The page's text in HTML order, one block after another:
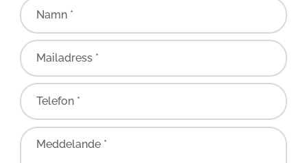
Namn *
Mailadress *
Telefon *
Meddelande *